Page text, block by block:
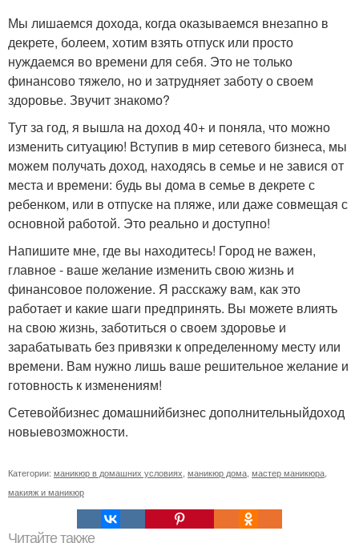
Мы лишаемся дохода, когда оказываемся внезапно в
декрете, болеем, хотим взять отпуск или просто
нуждаемся во времени для себя. Это не только
финансово тяжело, но и затрудняет заботу о своем
здоровье. Звучит знакомо?
Тут за год, я вышла на доход 40+ и поняла, что можно
изменить ситуацию! Вступив в мир сетевого бизнеса, мы
можем получать доход, находясь в семье и не завися от
места и времени: будь вы дома в семье в декрете с
ребенком, или в отпуске на пляже, или даже совмещая с
основной работой. Это реально и доступно!
Напишите мне, где вы находитесь! Город не важен,
главное - ваше желание изменить свою жизнь и
финансовое положение. Я расскажу вам, как это
работает и какие шаги предпринять. Вы можете влиять
на свою жизнь, заботиться о своем здоровье и
зарабатывать без привязки к определенному месту или
времени. Вам нужно лишь ваше решительное желание и
готовность к изменениям!
Сетевойбизнес домашнийбизнес дополнительныйдоход
новыевозможности.
Категории: маникюр в домашних условиях, маникюр дома, мастер маникюра,
макияж и маникюр
Читайте также